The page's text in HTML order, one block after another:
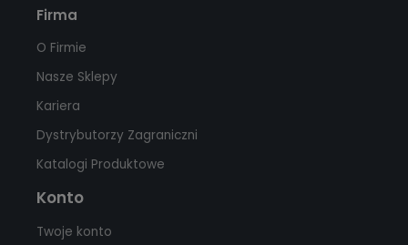
Firma
O Firmie
Nasze Sklepy
Kariera
Dystrybutorzy Zagraniczni
Katalogi Produktowe
Konto
Twoje konto